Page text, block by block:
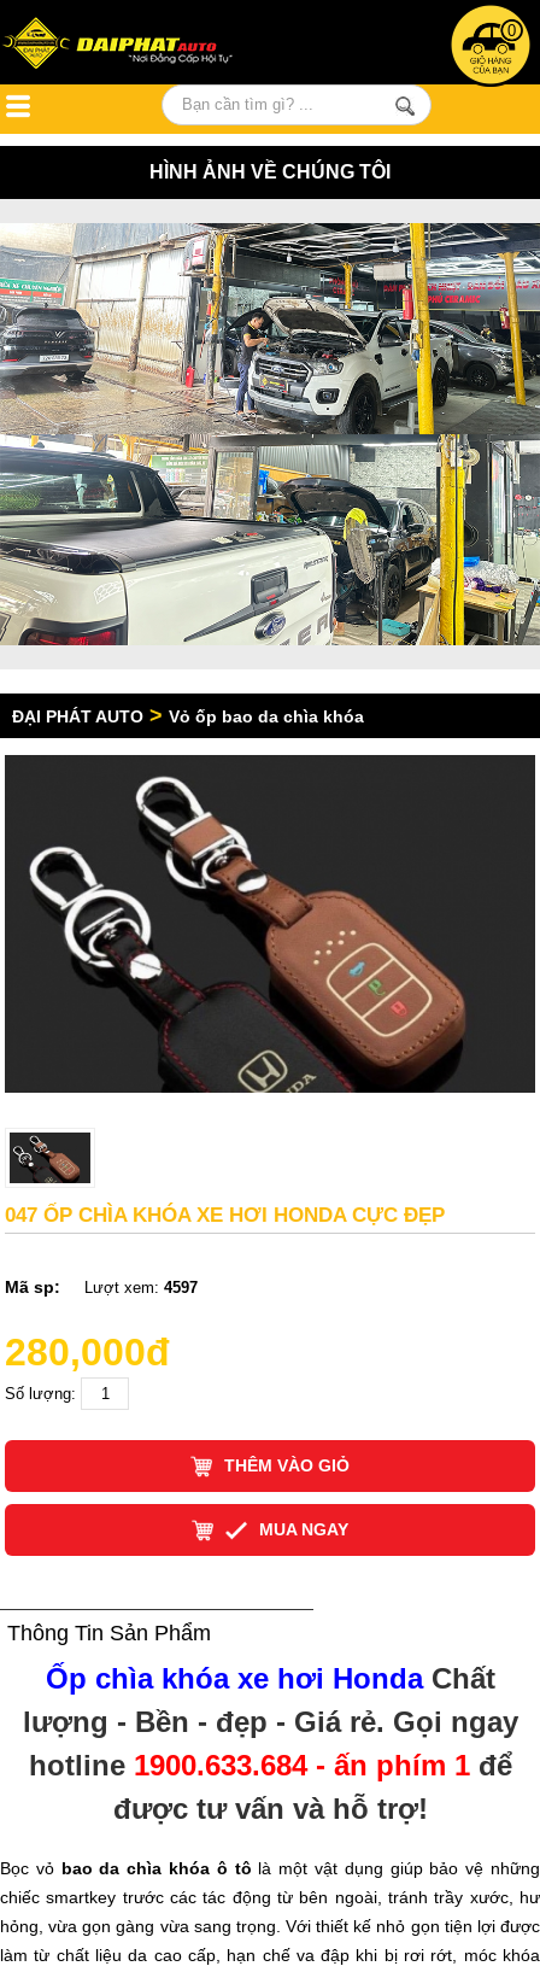
0
HÌNH ẢNH VỀ CHÚNG TÔI
ĐẠI PHÁT AUTO > Vỏ ốp bao da chìa khóa
047 ỐP CHÌA KHÓA XE HƠI HONDA CỰC ĐẸP
Mã sp: Lượt xem:4597
280,000đ
Số lượng:
THÊM VÀO GIỎ
MUA NGAY
Thông Tin Sản Phẩm
Ốp chìa khóa xe hơi HondaChất
lượng - Bền - đẹp - Giá rẻ. Gọi ngay
hotline 1900.633.684 - ấn phím 1để
được tư vấn và hỗ trợ!
Bọc vỏ bao da chìa khóa ô tô là một vật dụng giúp bảo vệ những
chiếc smartkey trước các tác động từ bên ngoài, tránh trầy xước, hư
hỏng, vừa gọn gàng vừa sang trọng. Với thiết kế nhỏ gọn tiện lợi được
làm từ chất liệu da cao cấp, hạn chế va đập khi bị rơi rớt, móc khóa